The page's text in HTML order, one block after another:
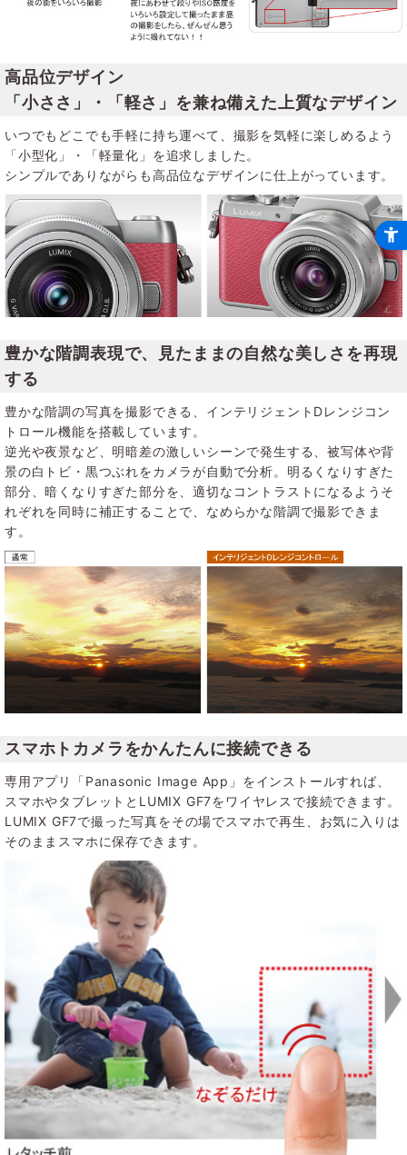
高品位デザイン
「小ささ」・「軽さ」を兼ね備えた上質なデザイン
いつでもどこでも手軽に持ち運べて、撮影を気軽に楽しめるよう
「小型化」・「軽量化」を追求しました。
シンプルでありながらも高品位なデザインに仕上がっています。
豊かな階調表現で、見たままの自然な美しさを再現
する
豊かな階調の写真を撮影できる、インテリジェントDレンジコン
トロール機能を搭載しています。
逆光や夜景など、明暗差の激しいシーンで発生する、被写体や背
景の白トビ・黒つぶれをカメラが自動で分析。明るくなりすぎた
部分、暗くなりすぎた部分を、適切なコントラストになるようそ
れぞれを同時に補正することで、なめらかな階調で撮影できま
す。
スマホトカメラをかんたんに接続できる
専用アプリ「Panasonic Image App」をインストールすれば、
スマホやタブレットとLUMIX GF7をワイヤレスで接続できます。
LUMIX GF7で撮った写真をその場でスマホで再生、お気に入りは
そのままスマホに保存できます。